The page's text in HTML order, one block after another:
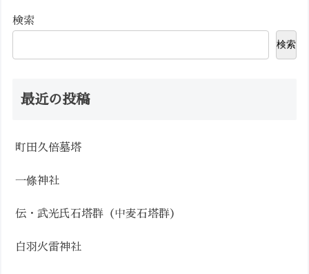
検索
検索
最近の投稿
町田久倍墓塔
一條神社
伝・武光氏石塔群（中麦石塔群）
白羽火雷神社